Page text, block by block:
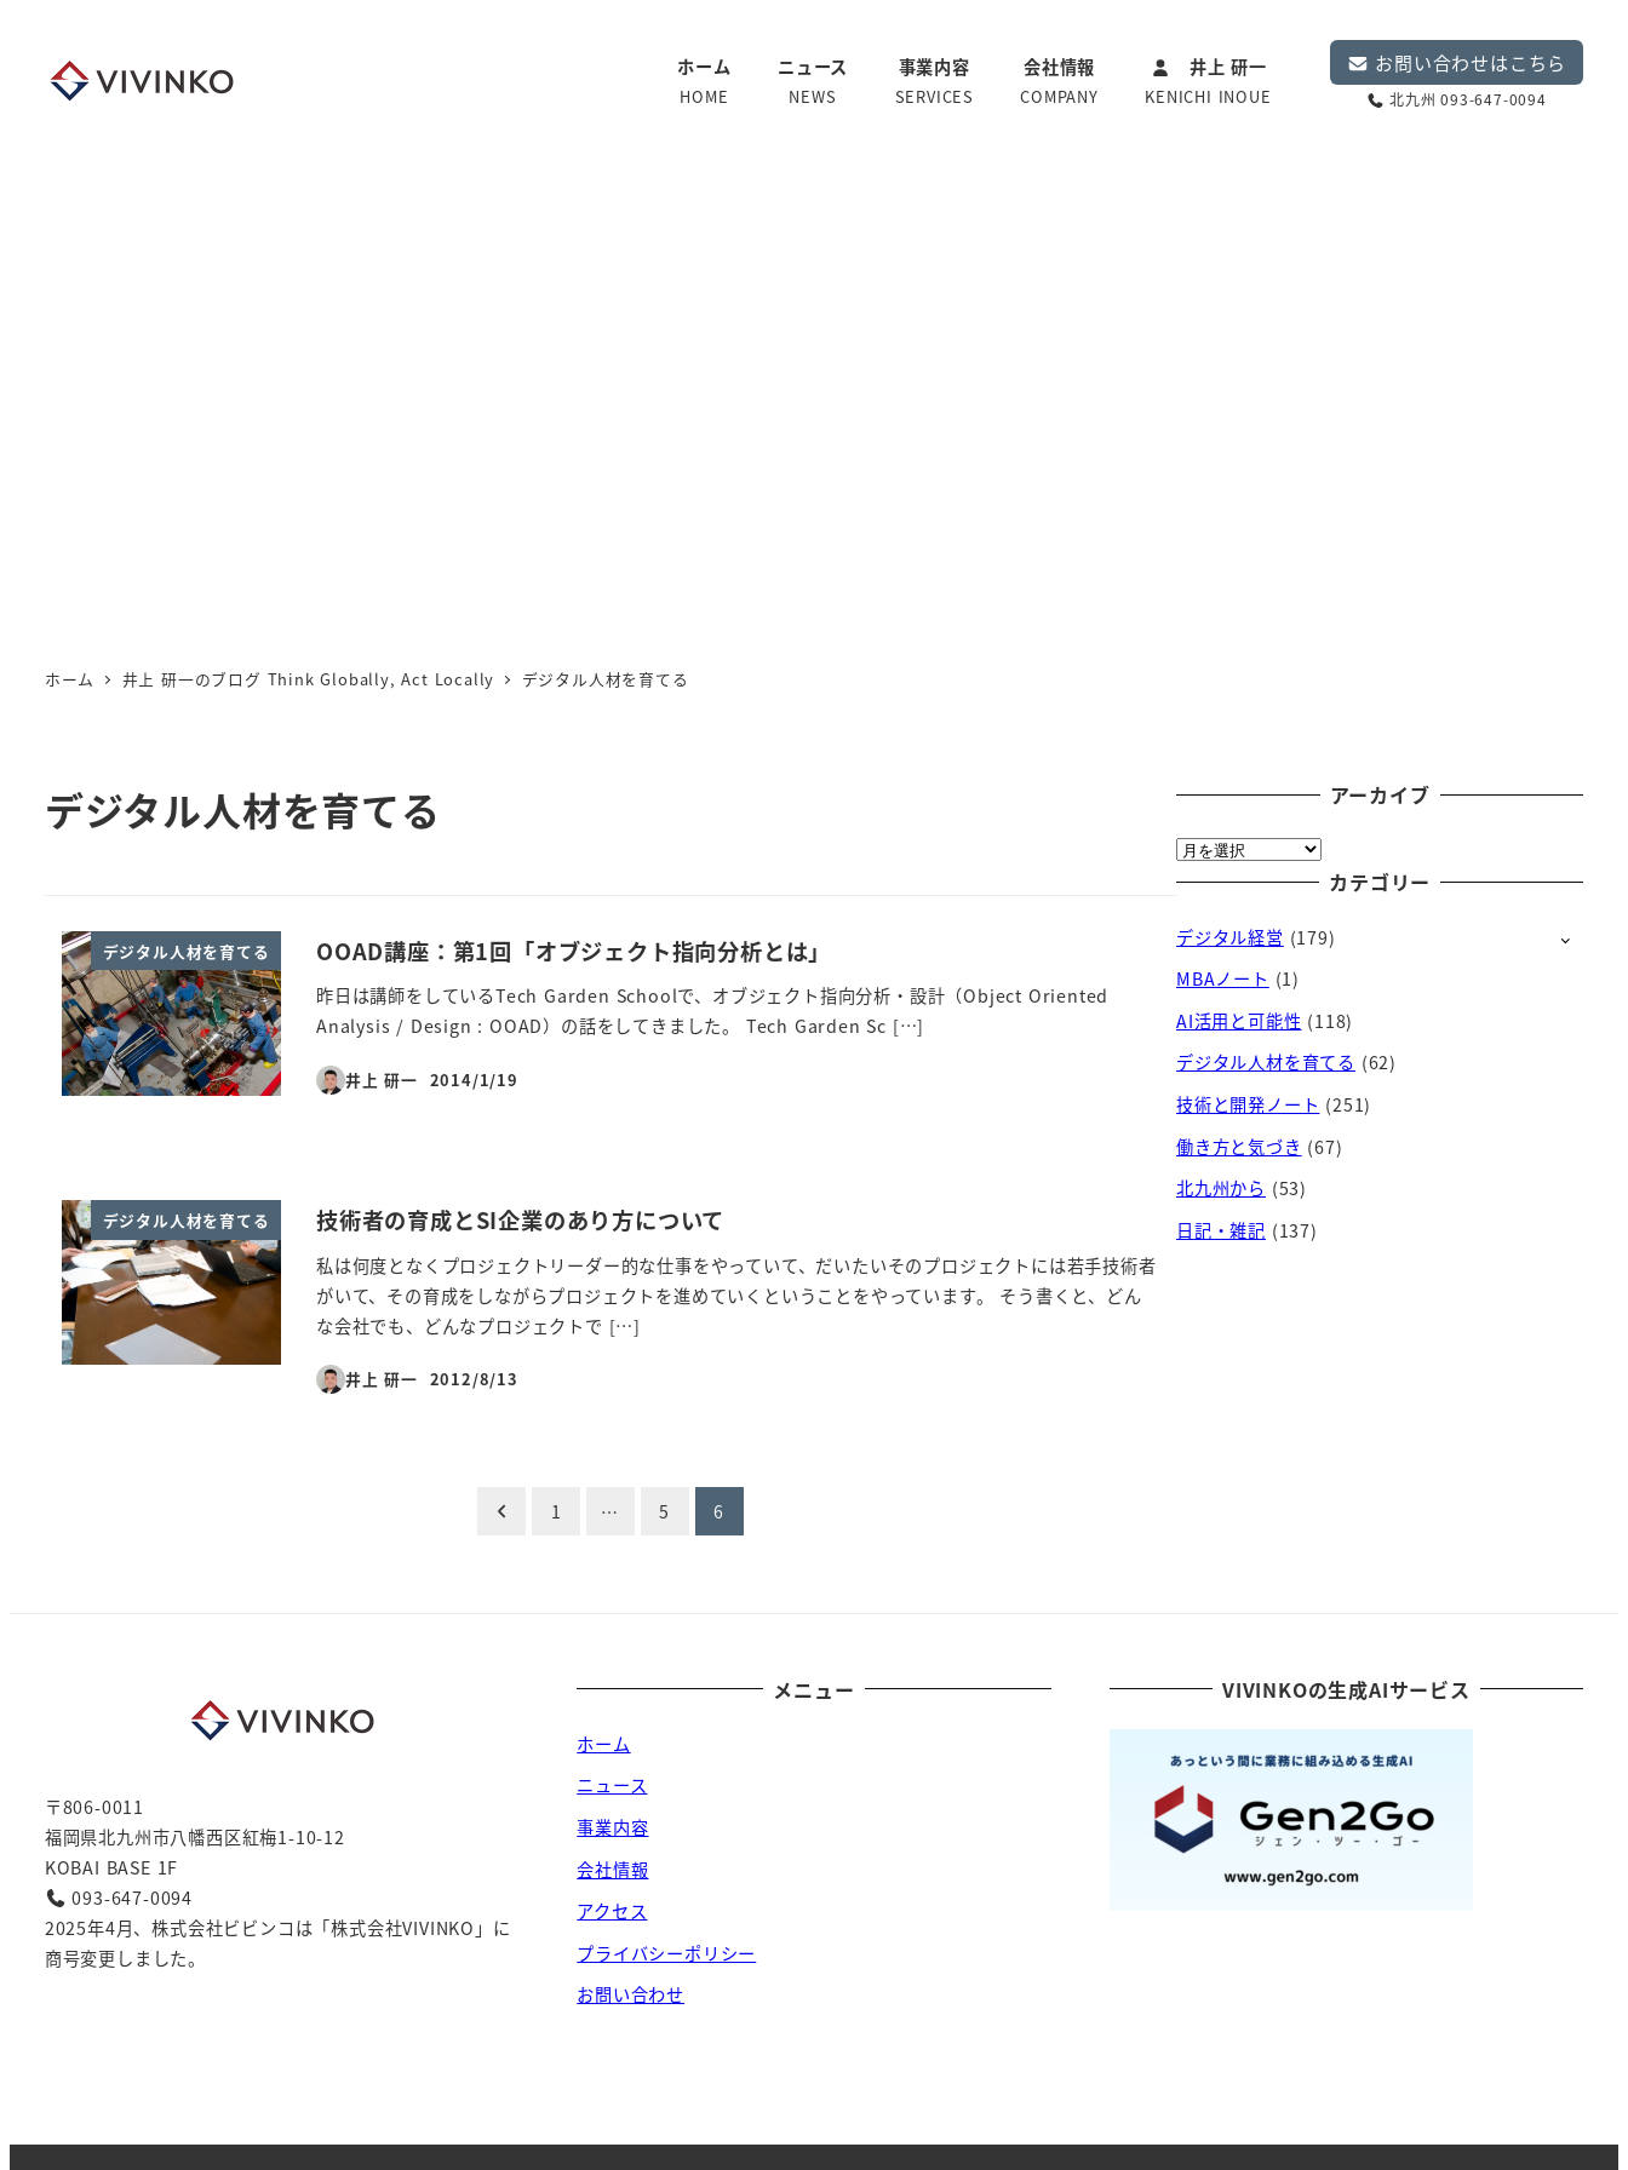
ホーム
HOME
ニュース
NEWS
事業内容
SERVICES
会社情報
COMPANY
井上 研一
KENICHI INOUE
お問い合わせはこちら
北九州 093-647-0094
ホーム 井上 研一のブログ Think Globally, Act Locally デジタル人材を育てる
デジタル人材を育てる
デジタル人材を育てる OOAD講座：第1回「オブジェクト指向分析とは」
昨日は講師をしているTech Garden Schoolで、オブジェクト指向分析・設計（Object Oriented
Analysis / Design : OOAD）の話をしてきました。 Tech Garden Sc […]
井上 研一
投稿日
2014/1/19
デジタル人材を育てる 技術者の育成とSI企業のあり方について
私は何度となくプロジェクトリーダー的な仕事をやっていて、だいたいそのプロジェクトには若手技術者
がいて、その育成をしながらプロジェクトを進めていくということをやっています。 そう書くと、どん
な会社でも、どんなプロジェクトで […]
井上 研一
投稿日
2012/8/13
送
り
1 … 5 6
アーカイブ
ア
ー
イ
ブ
カテゴリー
デジタル経営 (179)
MBAノート (1)
AI活用と可能性 (118)
デジタル人材を育てる (62)
技術と開発ノート (251)
働き方と気づき (67)
北九州から (53)
日記・雑記 (137)
〒806-0011
福岡県北九州市八幡西区紅梅1-10-12
KOBAI BASE 1F
093-647-0094
2025年4月、株式会社ビビンコは「株式会社VIVINKO」に
商号変更しました。
メニュー
ホーム
ニュース
事業内容
会社情報
アクセス
プライバシーポリシー
お問い合わせ
VIVINKOの生成AIサービス